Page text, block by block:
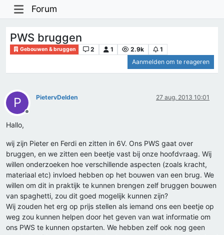
Forum
PWS bruggen
Gebouwen & bruggen 2 1 2.9k
1
Aanmelden om te reageren
P
Offline
PietervDelden 27 aug. 2013 10:01
Hallo,
wij zijn Pieter en Ferdi en zitten in 6V. Ons PWS gaat over
bruggen, en we zitten een beetje vast bij onze hoofdvraag. Wij
willen onderzoeken hoe verschillende aspecten (zoals kracht,
materiaal etc) invloed hebben op het bouwen van een brug. We
willen om dit in praktijk te kunnen brengen zelf bruggen bouwen
van spaghetti, zou dit goed mogelijk kunnen zijn?
Wij zouden het erg op prijs stellen als iemand ons een beetje op
weg zou kunnen helpen door het geven van wat informatie om
ons PWS te kunnen opstarten. We hebben zelf ook nog geen